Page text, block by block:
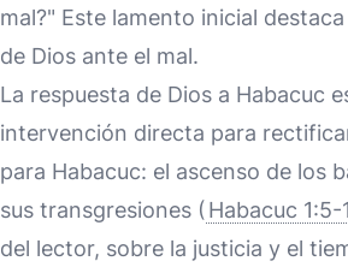
mal?" Este lamento inicial
de Dios ante el mal.
La respuesta de Dios a Habacuc
intervención directa para
para Habacuc: el ascenso de los
sus transgresiones ( Habacuc 1:5-
del lector, sobre la justicia y el